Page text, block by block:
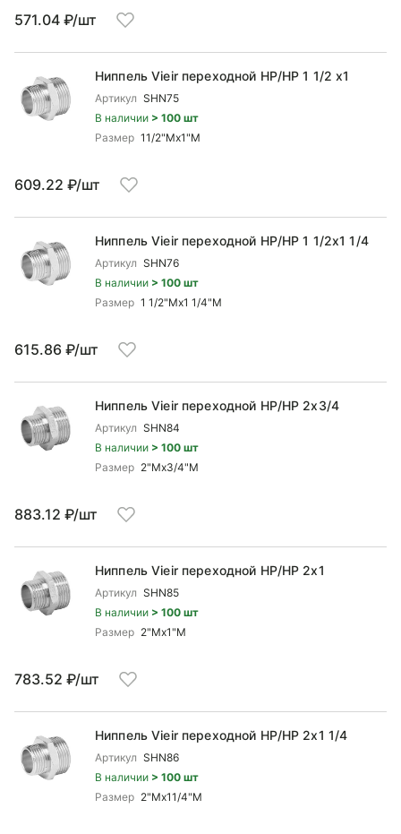
571.04 ₽/шт
Ниппель Vieir переходной НР/НР 1 1/2 x1
Артикул SHN75
В наличии > 100 шт
Размер 11/2"Mx1"М
609.22 ₽/шт
Ниппель Vieir переходной НР/НР 1 1/2x1 1/4
Артикул SHN76
В наличии > 100 шт
Размер 1 1/2"Mx1 1/4"M
615.86 ₽/шт
Ниппель Vieir переходной НР/НР 2x3/4
Артикул SHN84
В наличии > 100 шт
Размер 2"Mx3/4"М
883.12 ₽/шт
Ниппель Vieir переходной НР/НР 2x1
Артикул SHN85
В наличии > 100 шт
Размер 2"Mx1"М
783.52 ₽/шт
Ниппель Vieir переходной НР/НР 2x1 1/4
Артикул SHN86
В наличии > 100 шт
Размер 2"Mx11/4"M